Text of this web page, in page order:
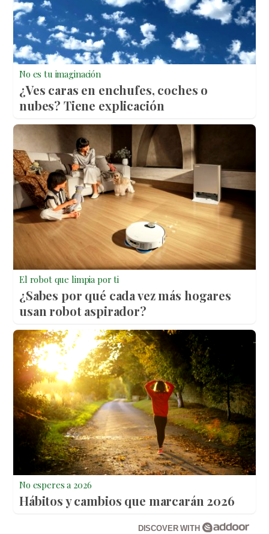
No es tu imaginación
¿Ves caras en enchufes, coches o
nubes? Tiene explicación
El robot que limpia por ti
¿Sabes por qué cada vez más hogares
usan robot aspirador?
No esperes a 2026
Hábitos y cambios que marcarán 2026
DISCOVER WITH